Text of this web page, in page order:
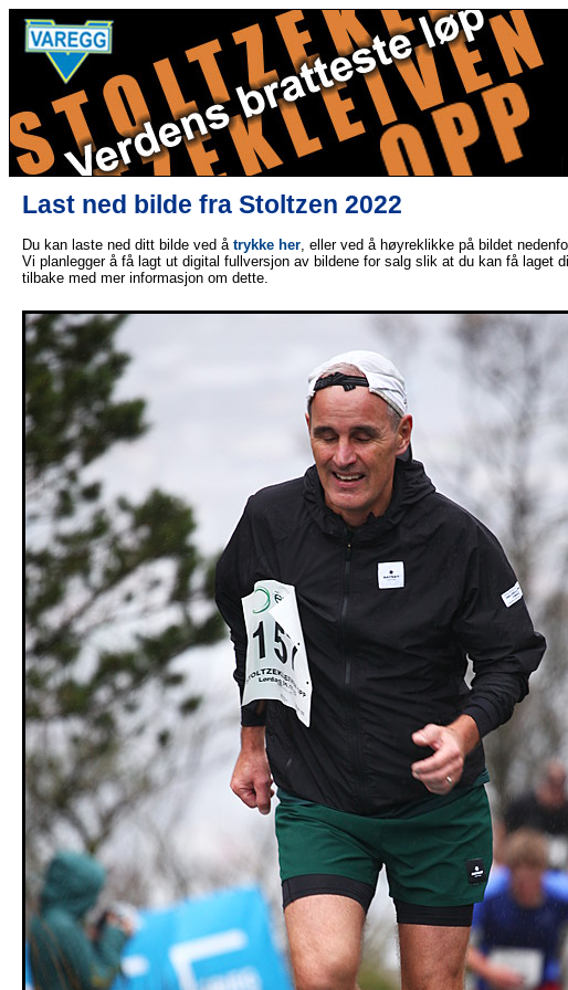
Last ned bilde fra Stoltzen 2022
Du kan laste ned ditt bilde ved å trykke her, eller ved å høyreklikke på bildet
Vi planlegger å få lagt ut digital fullversjon av bildene for salg slik at du kan få laget
tilbake med mer informasjon om dette.